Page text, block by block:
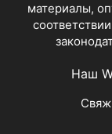
материалы,
Наш